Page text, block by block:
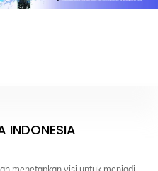
INDONESIA